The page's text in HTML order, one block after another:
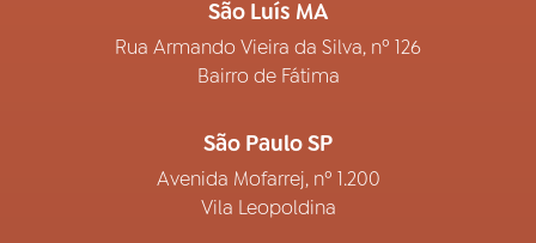
São Luís MA
Rua Armando Vieira da Silva, nº 126
Bairro de Fátima
São Paulo SP
Avenida Mofarrej, nº 1.200
Vila Leopoldina